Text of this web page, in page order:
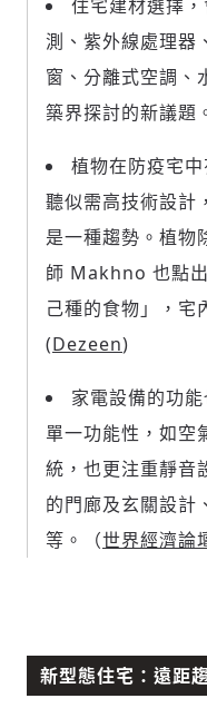
住宅建材選擇
測、紫外線處理器
窗、分離式空調、
築界探討的新議題
植物在防疫宅中
聽似需高技術設計
是一種趨勢。植物
師 Makhno 也點
己種的食物」，宅
(Dezeen)
家電設備的功
單一功能性，如空
統，也更注重靜音
的門廊及玄關設計
等。（世界經濟論
新型態住宅：遠距